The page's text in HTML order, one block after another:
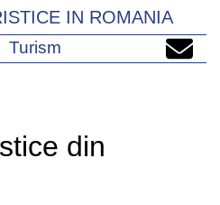
IN ROMANIA
Turism
din